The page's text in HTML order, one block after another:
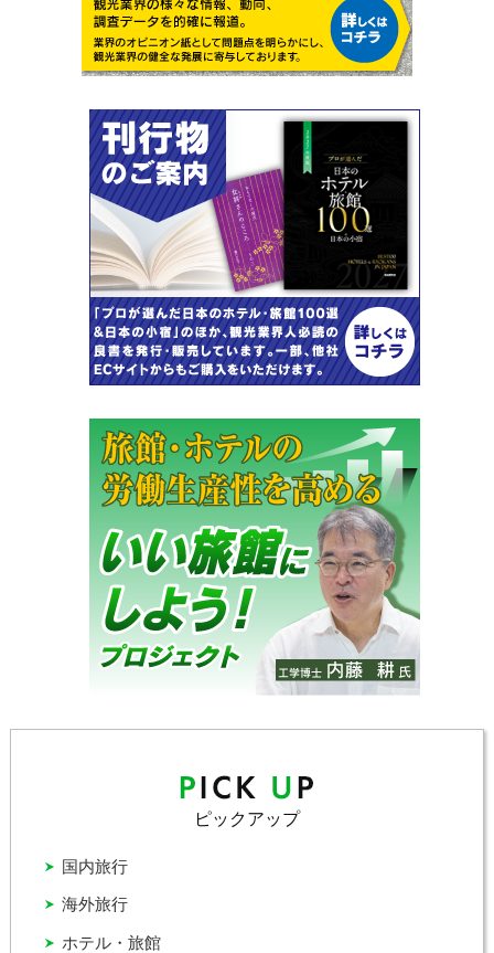
ピックアップ
ホテル・旅館
国内旅行
海外旅行